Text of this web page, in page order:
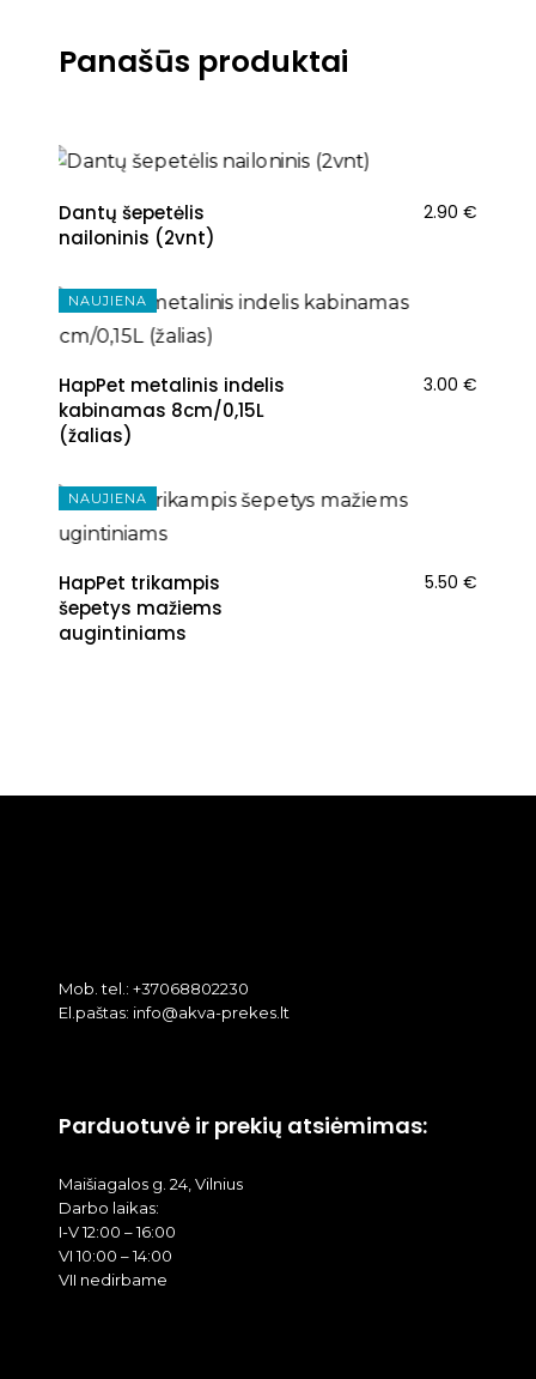
Panašūs produktai
Dantų šepetėlis
nailoninis (2vnt)
2.90 €
NAUJIENA
HapPet metalinis indelis
kabinamas 8cm/0,15L
(žalias)
3.00 €
NAUJIENA
HapPet trikampis
šepetys mažiems
augintiniams
5.50 €
Mob. tel.: +37068802230
El.paštas: info@akva-prekes.lt
Parduotuvė ir prekių atsiėmimas:
Maišiagalos g. 24, Vilnius
Darbo laikas:
I-V 12:00 – 16:00
VI 10:00 – 14:00
VII nedirbame